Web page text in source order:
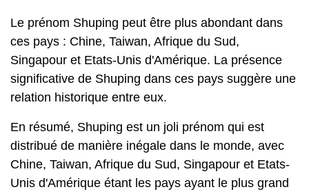
Le prénom Shuping peut être plus abondant dans
ces pays : Chine, Taiwan, Afrique du Sud,
Singapour et Etats-Unis d'Amérique. La présence
significative de Shuping dans ces pays suggère une
relation historique entre eux.
En résumé, Shuping est un joli prénom qui est
distribué de manière inégale dans le monde, avec
Chine, Taiwan, Afrique du Sud, Singapour et Etats-
Unis d'Amérique étant les pays ayant le plus grand